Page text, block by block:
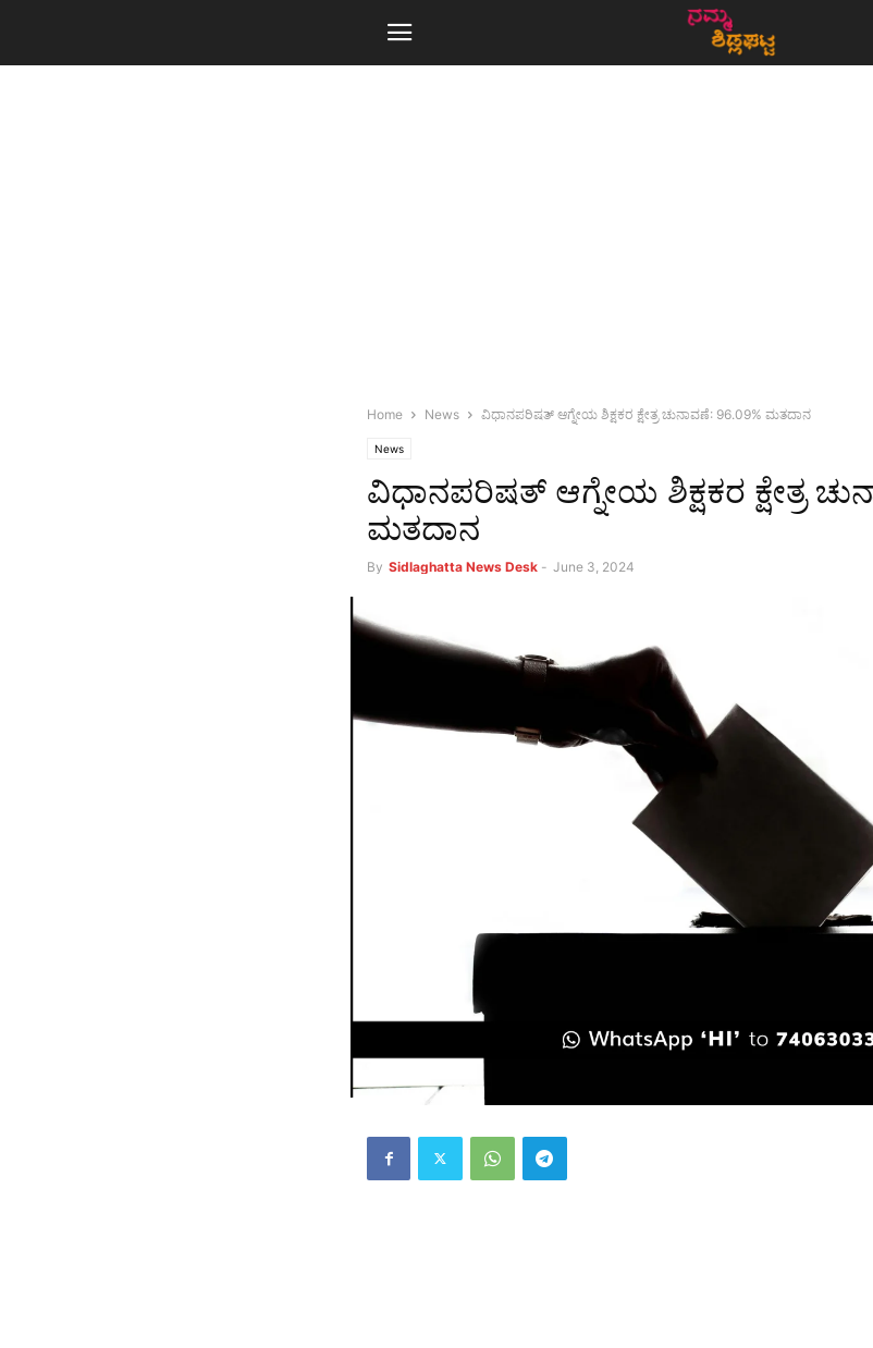
Home News ವಿಧಾನಪರಿಷತ್ ಆಗ್ನೇಯ ಶಿಕ್ಷಕರ ಕ್ಷೇತ್ರ ಚುನಾವಣೆ: 96.09% ಮತದಾನ
News
ವಿಧಾನಪರಿಷತ್ ಆಗ್ನೇಯ ಶಿಕ್ಷಕರ ಕ್ಷೇತ್ರ
ಮತದಾನ
By Sidlaghatta News Desk - June 3, 2024